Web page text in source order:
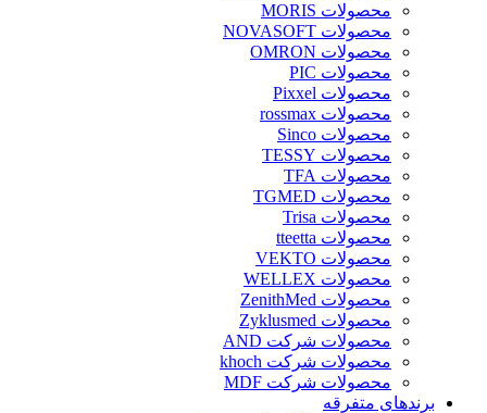
محصولات MORIS
محصولات NOVASOFT
محصولات OMRON
محصولات PIC
محصولات Pixxel
محصولات rossmax
محصولات Sinco
محصولات TESSY
محصولات TFA
محصولات TGMED
محصولات Trisa
محصولات tteetta
محصولات VEKTO
محصولات WELLEX
محصولات ZenithMed
محصولات Zyklusmed
محصولات شرکت AND
محصولات شرکت khoch
محصولات شرکت MDF
برندهای متفرقه